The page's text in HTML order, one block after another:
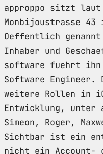
approppo sitzt laut
Monbijoustrasse 43
Oeffentlich
Inhaber und
software fuehrt ihn
Software Engineer.
weitere Rollen in
Entwicklung, unter
Simeon, Roger,
Sichtbar ist ein
nicht ein Account-